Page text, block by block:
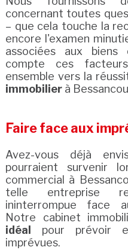
concernant toutes
– que cela touche la
encore l'examen
associées aux biens
compte ces
ensemble vers la
immobilierà
Faire face aux
Avez-vous déjà
pourraient survenir
commercial à
telle entreprise
ininterrompue face
Notre cabinet
idéal
pour prévoir
imprévues.